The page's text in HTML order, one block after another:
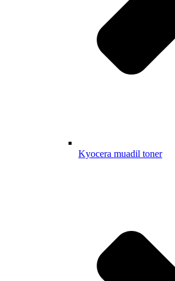
Kyocera muadil toner